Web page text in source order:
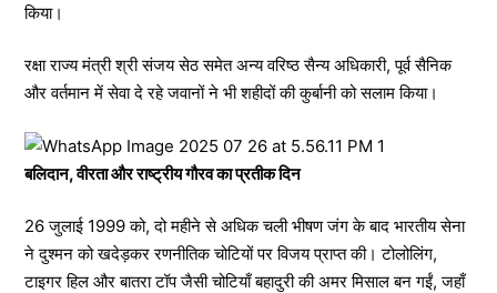
किया।
रक्षा राज्य मंत्री श्री संजय सेठ समेत अन्य वरिष्ठ सैन्य अधिकारी, पूर्व सैनिक
और वर्तमान में सेवा दे रहे जवानों ने भी शहीदों की कुर्बानी को सलाम किया।
बलिदान, वीरता और राष्ट्रीय गौरव का प्रतीक दिन
26 जुलाई 1999 को, दो महीने से अधिक चली भीषण जंग के बाद भारतीय सेना
ने दुश्मन को खदेड़कर रणनीतिक चोटियों पर विजय प्राप्त की। टोलोलिंग,
टाइगर हिल और बातरा टॉप जैसी चोटियाँ बहादुरी की अमर मिसाल बन गईं, जहाँ